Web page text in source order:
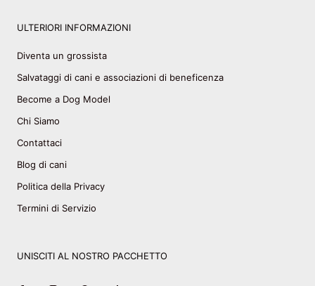
ULTERIORI INFORMAZIONI
Diventa un grossista
Salvataggi di cani e associazioni di beneficenza
Become a Dog Model
Chi Siamo
Contattaci
Blog di cani
Politica della Privacy
Termini di Servizio
UNISCITI AL NOSTRO PACCHETTO